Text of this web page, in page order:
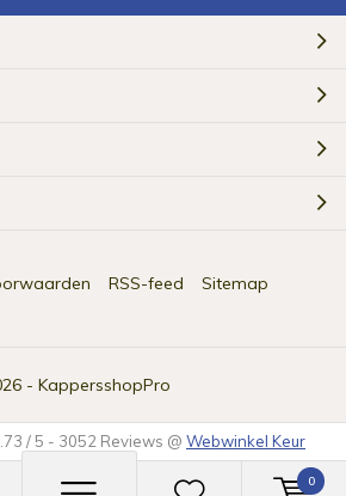
0
- KappersshopPro
RSS-feed Sitemap
/5 - 3052 Reviews @ Webwinkel Keur